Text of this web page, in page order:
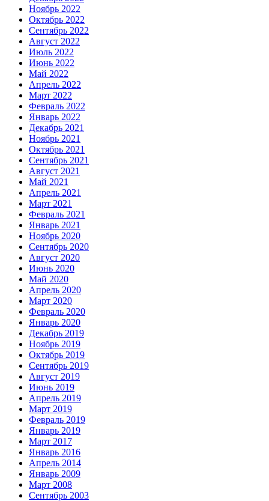
Ноябрь 2022
Октябрь 2022
Сентябрь 2022
Август 2022
Июль 2022
Июнь 2022
Май 2022
Апрель 2022
Март 2022
Февраль 2022
Январь 2022
Декабрь 2021
Ноябрь 2021
Октябрь 2021
Сентябрь 2021
Август 2021
Май 2021
Апрель 2021
Март 2021
Февраль 2021
Январь 2021
Ноябрь 2020
Сентябрь 2020
Август 2020
Июнь 2020
Май 2020
Апрель 2020
Март 2020
Февраль 2020
Январь 2020
Декабрь 2019
Ноябрь 2019
Октябрь 2019
Сентябрь 2019
Август 2019
Июнь 2019
Апрель 2019
Март 2019
Февраль 2019
Январь 2019
Март 2017
Январь 2016
Апрель 2014
Январь 2009
Март 2008
Сентябрь 2003